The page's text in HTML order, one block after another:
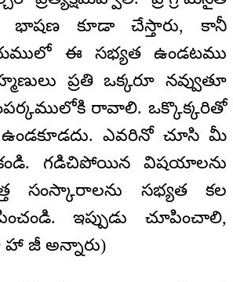
భాషణ కూడా చేస్తారు, కానీ
ఈ సభ్యత ఉండటము
ప్రతి ఒక్కరూ నవ్వుతూ
రావాలి. ఒక్కొక్కరితో
ఉండకూడదు. ఎవరినో చూసి మీ
గడిచిపోయిన విషయాలను
సంస్కారాలను సభ్యత కల
ఇప్పుడు చూపించాలి,
జీ అన్నారు)